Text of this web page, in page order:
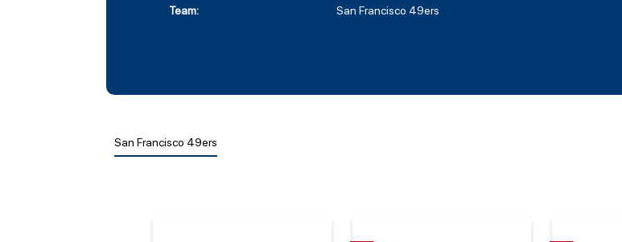
Team: San Francisco 49ers
San Francisco 49ers